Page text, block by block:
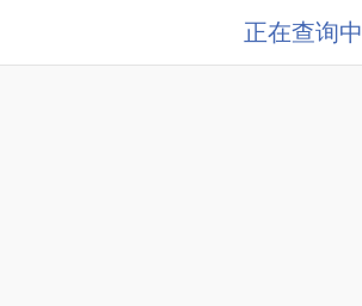
正在查询中